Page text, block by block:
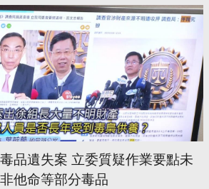
品遺失案 立委質疑作業要點未
他命等部分毒品